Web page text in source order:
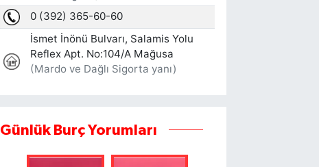
Günlük Burç Yorumları